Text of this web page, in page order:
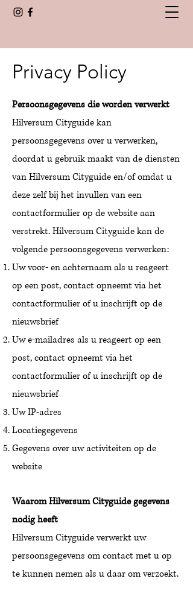
Privacy Policy
Persoonsgegevens die worden verwerkt
Hilversum Cityguide kan
persoonsgegevens over u verwerken,
doordat u gebruik maakt van de diensten
van Hilversum Cityguide en/of omdat u
deze zelf bij het invullen van een
contactformulier op de website aan
verstrekt. Hilversum Cityguide kan de
volgende persoonsgegevens verwerken:
Uw voor- en achternaamals ureageert
op een post,contactopneemt via het
contactformulier of u inschrijft op de
nieuwsbrief
Uw e-mailadres als ureageert op een
post, contactopneemt via het
contactformulier of u inschrijft op de
nieuwsbrief
Uw IP-adres
Locatiegegevens
Gegevens over uw activiteiten op de
website
Waarom Hilversum Cityguide gegevens
nodig heeft
Hilversum Cityguide verwerkt uw
persoonsgegevens om contact met u op
te kunnen nemen als u daar om verzoekt.